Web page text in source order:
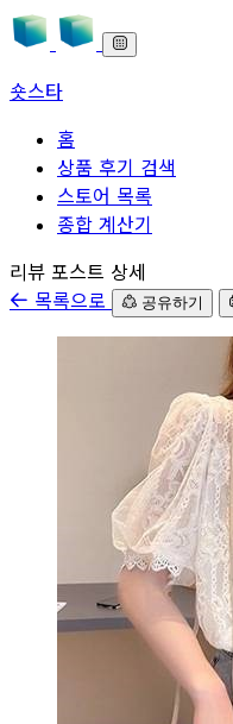
숏스타
홈
상품 후기 검색
스토어 목록
종합 계산기
본문으로 바로가기
리뷰 포스트 상세
목록으로
공유하기